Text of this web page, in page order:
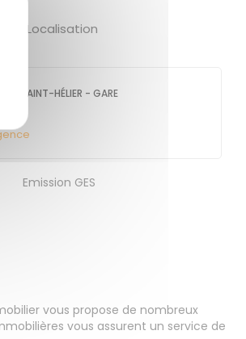
- Localisation
SAINT-HÉLIER - GARE
Emission GES
vous propose de nombreux
vous assurent un service de